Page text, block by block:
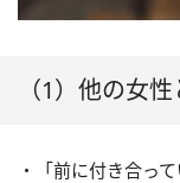
（1）他の女
・「前に付き合っ